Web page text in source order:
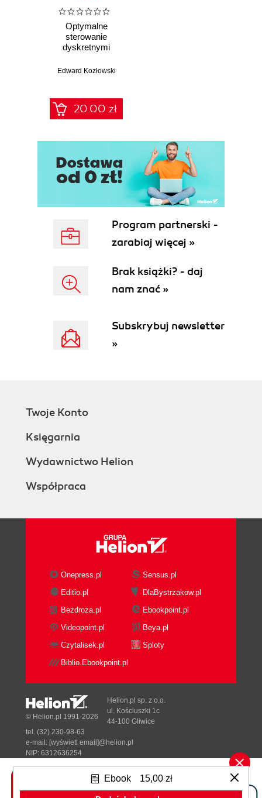
Optymalne
sterowanie
dyskretnymi
stochastycznymi
Edward Kozłowski
20.00 zł
Ebook 15,00 zł
Program partnerski -
zarabiaj więcej »
Brak książki? - daj
nam znać »
Subskrybuj newsletter
»
Twoje Konto
Księgarnia
Wydawnictwo Helion
Współpraca
Onepress.pl
Sensus.pl
Editio.pl
DlaBystrzakow.pl
Bezdroza.pl
Ebookpoint.pl
Videopoint.pl
Beya.pl
Czytalisek.pl
Sploty
Biblio.Ebookpoint.pl
Tonik.pl
© Helion.pl 1991-2026
Helion.pl sp. z o.o.
ul. Kościuszki 1c
44-100 Gliwice
tel. (32) 230-98-63
e-mail: [wyświetl email]@helion.pl
NIP: 6312636254